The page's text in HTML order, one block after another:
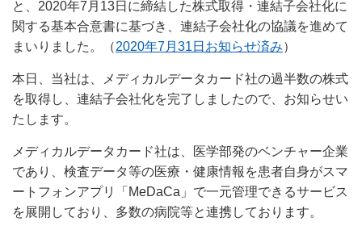
と、2020年7月13日に締結した株式取得・連結子会社化に
関する基本合意書に基づき、連結子会社化の協議を進めて
まいりました。（2020年7月31日お知らせ済み）
本日、当社は、メディカルデータカード社の過半数の株式
を取得し、連結子会社化を完了しましたので、お知らせい
たします。
メディカルデータカード社は、医学部発のベンチャー企業
であり、検査データ等の医療・健康情報を患者自身がスマ
ートフォンアプリ「MeDaCa」で一元管理できるサービス
を展開しており、多数の病院等と連携しております。